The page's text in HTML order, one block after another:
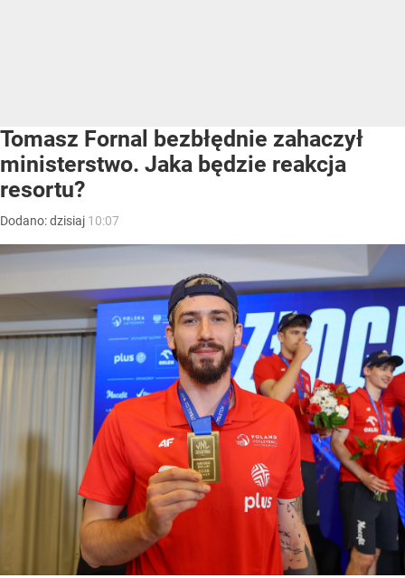
Tomasz Fornal bezbłędnie zahaczył
ministerstwo. Jaka będzie reakcja
resortu?
Dodano:dzisiaj 10:07